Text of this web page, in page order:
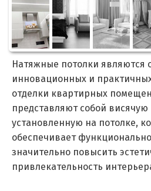
Натяжные потолки являются
инновационных и
отделки квартирных
представляют собой
установленную на потолке,
обеспечивает
значительно повысить
привлекательность